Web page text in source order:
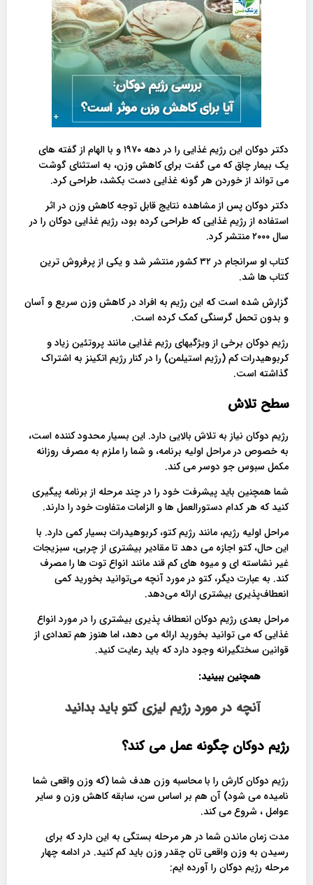
دکتر دوکان این رژیم غذایی را در دهه ۱۹۷۰ و با الهام از گفته های
یک بیمار چاق که می گفت برای کاهش وزن، به استثنای گوشت
می تواند از خوردن هر گونه غذایی دست بکشد، طراحی کرد.
دکتر دوکان پس از مشاهده نتایج قابل توجه کاهش وزن در اثر
استفاده از رژیم غذایی که طراحی کرده بود، رژیم غذایی دوکان را در
سال ۲۰۰۰ منتشر کرد.
کتاب او سرانجام در ۳۲ کشور منتشر شد و یکی از پرفروش ترین
کتاب ها شد.
گزارش شده است که این رژیم به افراد در کاهش وزن سریع و آسان
و بدون تحمل گرسنگی کمک کرده است.
رژیم دوکان برخی از ویژگیهای رژیم غذایی مانند پروتئین زیاد و
کربوهیدرات کم (رژیم استیلمن) را در کنار رژیم اتکینز به اشتراک
گذاشته است.
سطح تلاش
رژیم دوکان نیاز به تلاش بالایی دارد. این بسیار محدود کننده است،
به خصوص در مراحل اولیه برنامه، و شما را ملزم به مصرف روزانه
مکمل سبوس جو دوسر می کند.
شما همچنین باید پیشرفت خود را در چند مرحله از برنامه پیگیری
کنید که هر کدام دستورالعمل ها و الزامات متفاوت خود را دارند.
مراحل اولیه رژیم، مانند رژیم کتو، کربوهیدرات بسیار کمی دارد. با
این حال، کتو اجازه می دهد تا مقادیر بیشتری از چربی، سبزیجات
غیر نشاسته ای و میوه های کم قند مانند انواع توت ها را مصرف
کند. به عبارت دیگر، کتو در مورد آنچه می‌توانید بخورید کمی
انعطاف‌پذیری بیشتری ارائه می‌دهد.
مراحل بعدی رژیم دوکان انعطاف پذیری بیشتری را در مورد انواع
غذایی که می توانید بخورید ارائه می دهد، اما هنوز هم تعدادی از
قوانین سختگیرانه وجود دارد که باید رعایت کنید.
همچنین ببینید:
آنچه در مورد رژیم لیزی کتو باید بدانید
رژیم دوکان چگونه عمل می کند؟
رژیم دوکان کارش را با محاسبه وزن هدف شما (که وزن واقعی شما
نامیده می شود) آن هم بر اساس سن، سابقه کاهش وزن و سایر
عوامل ، شروع می کند.
مدت زمان ماندن شما در هر مرحله بستگی به این دارد که برای
رسیدن به وزن واقعی تان چقدر وزن باید کم کنید. در ادامه چهار
مرحله رژیم دوکان را آورده ایم: